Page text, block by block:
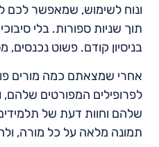
ונוח לשימוש, שמאפשר לכם
תוך שניות ספורות. בלי
בניסיון קודם. פשוט נכנסים,
אחרי שמצאתם כמה מורים
לפרופילים המפורטים שלהם,
שלהם וחוות דעת של
תמונה מלאה על כל מורה,